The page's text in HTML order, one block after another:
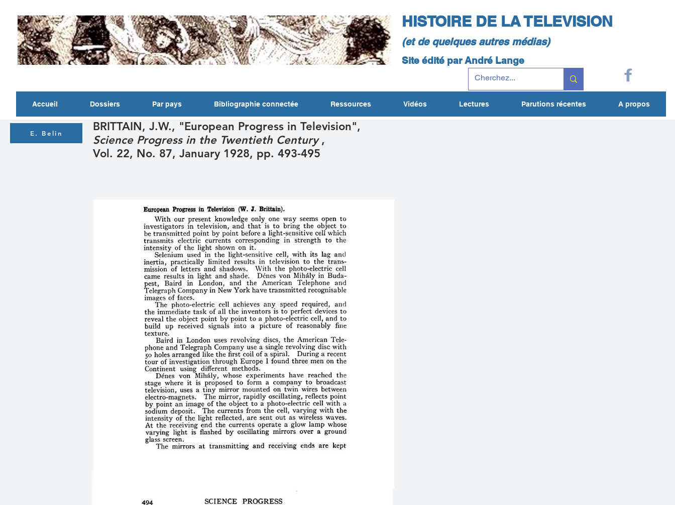
HISTOIRE DE LA TELEVISION
(et de quelques autres médias)
Site édité par André Lange
Accueil Dossiers Par pays Bibliographie connectée Ressources Vidéos Lectures Parutions récentes A propos
E. Belin
BRITTAIN, J.W., "European Progress in Television",
Science Progress in the Twentieth Century,
Vol. 22, No. 87, January 1928, pp. 493-495